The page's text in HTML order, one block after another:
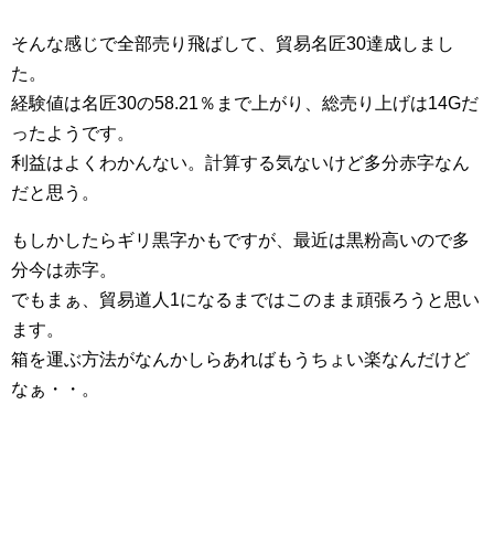
そんな感じで全部売り飛ばして、貿易名匠30達成しまし
た。
経験値は名匠30の58.21％まで上がり、総売り上げは14Gだ
ったようです。
利益はよくわかんない。計算する気ないけど多分赤字なん
だと思う。
もしかしたらギリ黒字かもですが、最近は黒粉高いので多
分今は赤字。
でもまぁ、貿易道人1になるまではこのまま頑張ろうと思い
ます。
箱を運ぶ方法がなんかしらあればもうちょい楽なんだけど
なぁ・・。